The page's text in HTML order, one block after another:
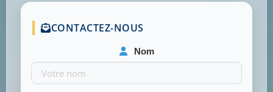
CONTACTEZ-NOUS
Nom